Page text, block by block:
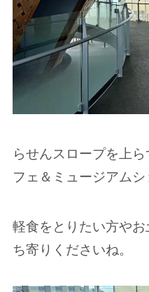
らせんスロープを上
フェ＆ミュージアムシ
軽食をとりたい方や
ち寄りくださいね。